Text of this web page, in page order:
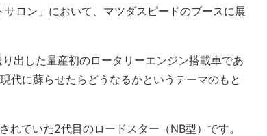
ロン」において、マツダスピードのブースに展
出した量産初のロータリーエンジン搭載車であ
代に蘇らせたらどうなるかというテーマのもと
ていた2代目のロードスター（NB型）です。